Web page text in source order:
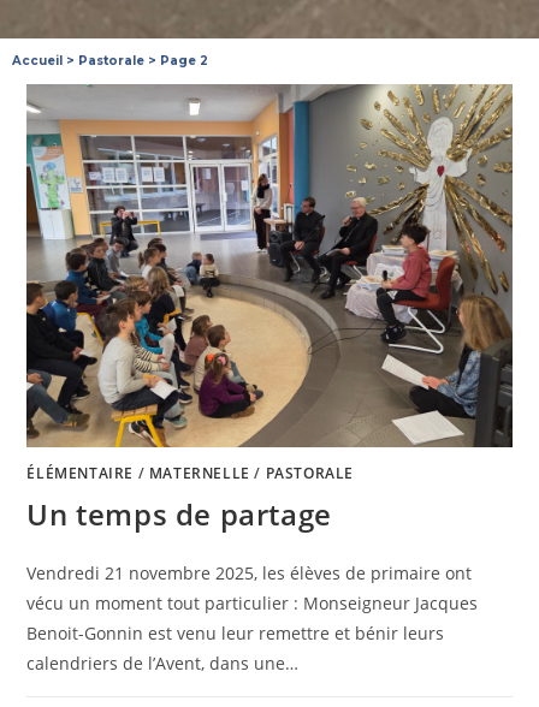
Accueil > Pastorale > Page 2
ÉLÉMENTAIRE / MATERNELLE / PASTORALE
Un temps de partage
Vendredi 21 novembre 2025, les élèves de primaire ont
vécu un moment tout particulier : Monseigneur Jacques
Benoit-Gonnin est venu leur remettre et bénir leurs
calendriers de l’Avent, dans une…